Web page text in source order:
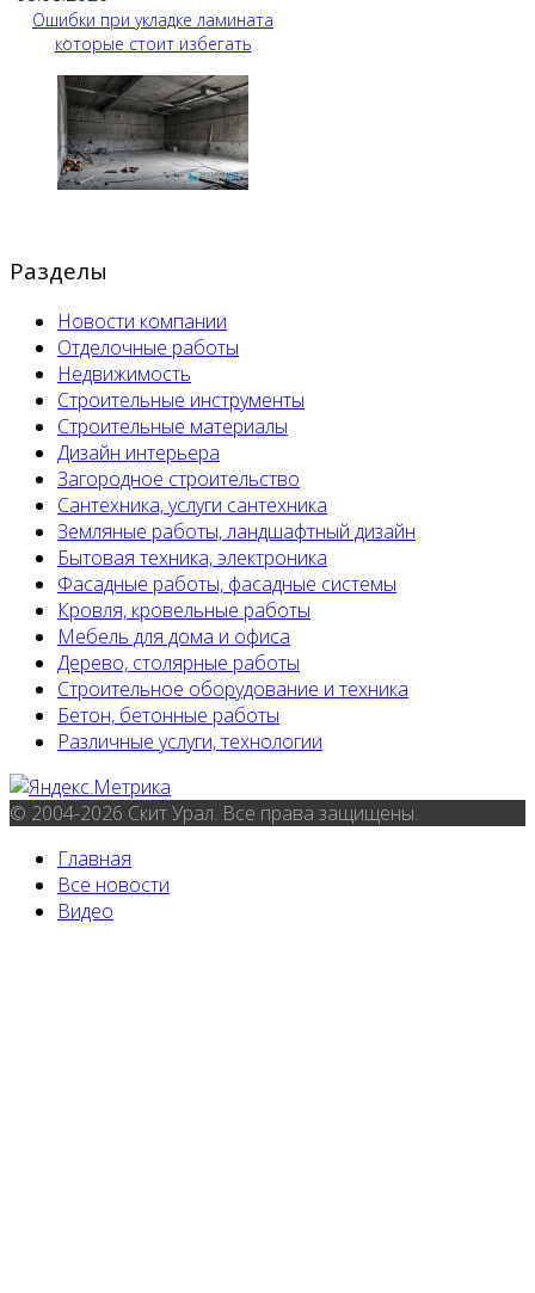
Ошибки при укладке ламината
которые стоит избегать
Разделы
Новости компании
Отделочные работы
Недвижимость
Строительные инструменты
Строительные материалы
Дизайн интерьера
Загородное строительство
Сантехника, услуги сантехника
Земляные работы, ландшафтный дизайн
Бытовая техника, электроника
Фасадные работы, фасадные системы
Кровля, кровельные работы
Мебель для дома и офиса
Дерево, столярные работы
Строительное оборудование и техника
Бетон, бетонные работы
Различные услуги, технологии
© 2004-2026 Скит Урал. Все права защищены.
Главная
Все новости
Видео